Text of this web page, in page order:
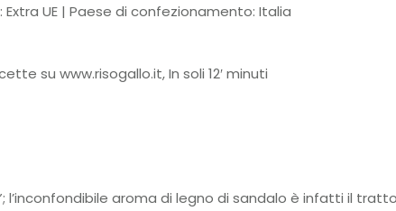
UE | Paese di confezionamento: Italia
su www.risogallo.it, In soli 12′ minuti
l’inconfondibile aroma di legno di sandalo è infatti il